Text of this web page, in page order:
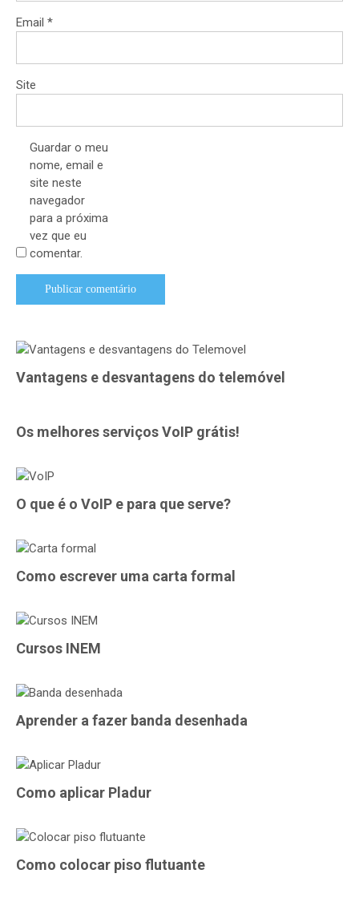
Email *
Site
Guardar o meu
nome, email e
site neste
navegador
para a próxima
vez que eu
comentar.
Vantagens e desvantagens do telemóvel
Os melhores serviços VoIP grátis!
O que é o VoIP e para que serve?
Como escrever uma carta formal
Cursos INEM
Aprender a fazer banda desenhada
Como aplicar Pladur
Como colocar piso flutuante